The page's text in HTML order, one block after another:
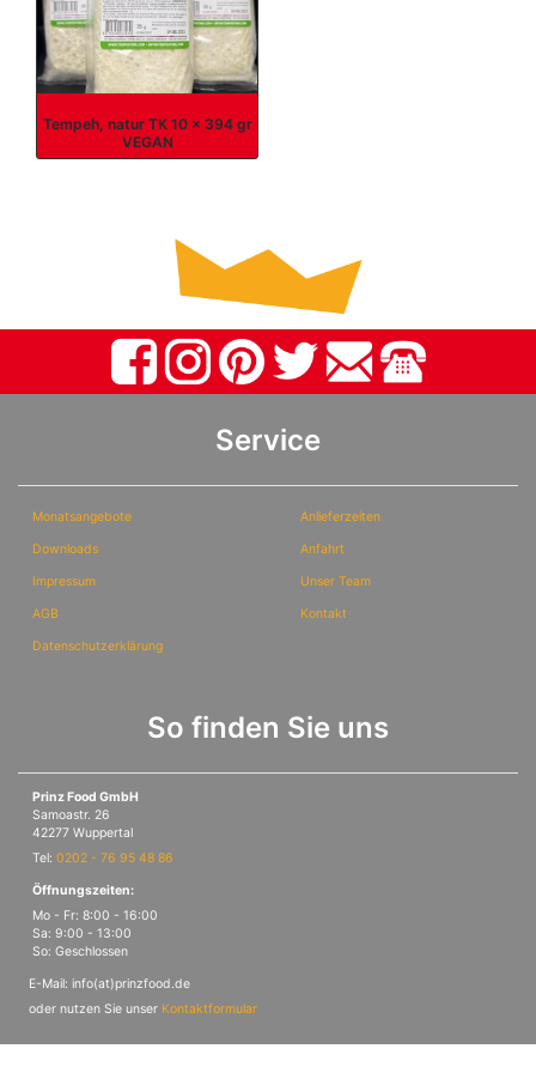
Tempeh, natur TK 10 x 394 gr
VEGAN
Service
Monatsangebote
Downloads
Impressum
AGB
Datenschutzerklärung
Anlieferzeiten
Anfahrt
Unser Team
Kontakt
So finden Sie uns
Prinz Food GmbH
Samoastr. 26
42277 Wuppertal
Tel: 0202 - 76 95 48 86
Öffnungszeiten:
Mo - Fr: 8:00 - 16:00
Sa: 9:00 - 13:00
So: Geschlossen
E-Mail: info(at)prinzfood.de
oder nutzen Sie unser Kontaktformular